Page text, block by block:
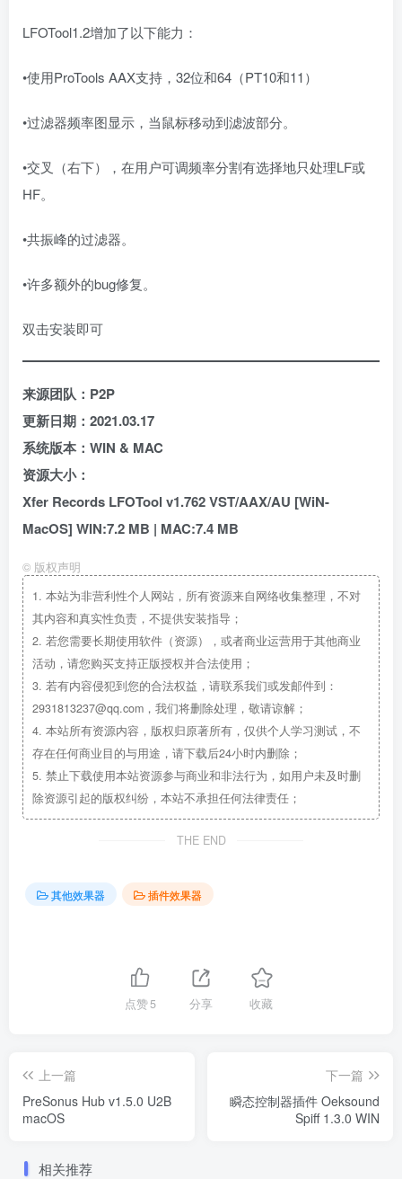
LFOTool1.2增加了以下能力：
•使用ProTools AAX支持，32位和64（PT10和11）
•过滤器频率图显示，当鼠标移动到滤波部分。
•交叉（右下），在用户可调频率分割有选择地只处理LF或
HF。
•共振峰的过滤器。
•许多额外的bug修复。
双击安装即可
来源团队：P2P
更新日期：2021.03.17
系统版本：WIN & MAC
资源大小：
Xfer Records LFOTool v1.762 VST/AAX/AU [WiN-
MacOS] WIN:7.2 MB | MAC:7.4 MB
© 版权声明
1. 本站为非营利性个人网站，所有资源来自网络收集整理，不对
其内容和真实性负责，不提供安装指导；
2. 若您需要长期使用软件（资源），或者商业运营用于其他商业
活动，请您购买支持正版授权并合法使用；
3. 若有内容侵犯到您的合法权益，请联系我们或发邮件到：
2931813237@qq.com，我们将删除处理，敬请谅解；
4. 本站所有资源内容，版权归原著所有，仅供个人学习测试，不
存在任何商业目的与用途，请下载后24小时内删除；
5. 禁止下载使用本站资源参与商业和非法行为，如用户未及时删
除资源引起的版权纠纷，本站不承担任何法律责任；
THE END
其他效果器 插件效果器
点赞5 分享 收藏
上一篇
PreSonus Hub v1.5.0 U2B
macOS
下一篇
瞬态控制器插件 Oeksound
Spiff 1.3.0 WIN
相关推荐